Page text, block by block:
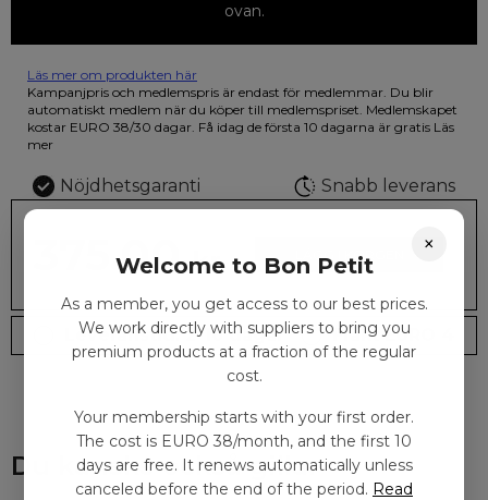
ovan.
Läs mer om produkten här
12 färgpennor som du kan färglägga dina teckningar med. På
illustrationen på den vackra askan finns fjärilar i vilda fluorescerande
färger.
Kampanjpris och medlemspris är endast för medlemmar. Du blir
automatiskt medlem när du köper till medlemspriset. Medlemskapet
kostar EURO 38/30 dagar. Få idag de första 10 dagarna är gratis Läs
mer
Nöjdhetsgaranti Snabb leverans
375.00 kr LÄGG I KORGEN
Leveranstid: 2-10 dagar Frakt EURO 4
Du kanske också gillar
×
Welcome to Bon Petit
As a member, you get access to our best prices.
We work directly with suppliers to bring you
premium products at a fraction of the regular
cost.
Your membership starts with your first order.
The cost is EURO 38/month, and the first 10
days are free. It renews automatically unless
canceled before the end of the period. Read